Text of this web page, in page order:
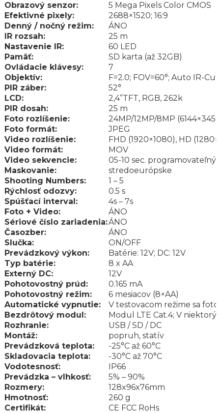
Obrazový senzor:
5 Mega Pixels Color CMOS
Efektivné pixely:
2688×1520; 16:9
Denný / nočný režim:
ÁNO
IR rozsah:
25 m
Nastavenie IR:
60 LED
Pamäť:
SD karta (až 32GB)
Ovládacie klávesy:
7
Objektív:
F=2.0; FOV=60°; Auto IR-
PIR záber:
52°
LCD:
2,4”TFT, RGB, 262k
PIR dosah:
25 m
Foto rozlíšenie:
24MP/12MP/8MP
Foto formát:
JPEG
Video rozlíšenie:
FHD (1920×1080), HD
Video formát:
MOV
Video sekvencie:
05-10 sec.
Maskovanie:
stredoeurópske
Shooting Numbers:
1 – 5
Rýchlosť odozvy:
0.5 s
Spúšťací interval:
4s – 7s
Foto + Video:
ÁNO
Sériové číslo zariadenia:ÁNO
Časozber:
ÁNO
Slučka:
ON/OFF
Prevádzkový výkon:
Batérie: 12V; DC: 12V
Typ batérie:
8 x AA
Externý DC:
12V
Pohotovostný prúd:
0.165 mA
Pohotovostný režim:
6 mesiacov (8×AA)
Automatické vypnutie:
V testovacom režime sa
Bezdrôtový modul:
Modul LTE Cat.4; V
Rozhranie:
USB / SD / DC
Montáž:
popruh, statív
Prevádzková teplota:
-25°C až 60°C
Skladovacia teplota:
-30°C až 70°C
Vodotesnosť:
IP66
Prevádzka – vlhkosť:
5% – 90%
Rozmery:
128x96x76mm
Hmotnosť:
260 g
Certifikát:
CE FCC RoHs